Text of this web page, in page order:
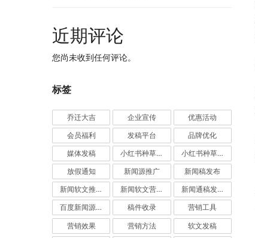
近期评论
您尚未收到任何评论。
标签
乔迁大吉 企业宣传 优惠活动
会员福利 发稿平台 品牌优化
媒体发稿 小红书种草推广 小红书种草营销
放假通知 新闻源推广 新闻稿发布
新闻软文推广发稿 新闻软文营销推广 新闻通稿发布推广
百度新闻源发布 稿件收录 营销工具
营销效果 营销方法 软文发稿